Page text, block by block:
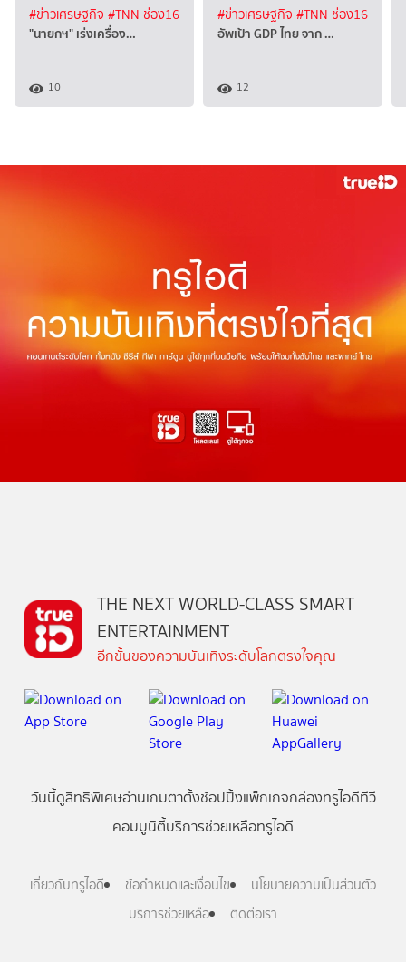
#ข่าวเศรษฐกิจ #TNN ช่อง16
"นายกฯ" เร่งเครื่อง…
10
#ข่าวเศรษฐกิจ #TNN ช่อง16
อัพเป้า GDP ไทย จาก …
12
THE NEXT WORLD-CLASS SMART
ENTERTAINMENT
อีกขั้นของความบันเทิงระดับโลกตรงใจคุณ
วันนี้ดูสิทธิพิเศษอ่านเกมตาตั้งช้อปปิ้งแพ็กเกจกล่องทรูไอดีทีวี
คอมมูนิตี้บริการช่วยเหลือทรูไอดี
เกี่ยวกับทรูไอดี ข้อกำหนดและเงื่อนไข
นโยบายความเป็นส่วนตัว
บริการช่วยเหลือ
ติดต่อเรา